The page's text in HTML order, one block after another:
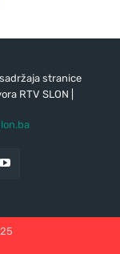
stranice
RTV SLON |